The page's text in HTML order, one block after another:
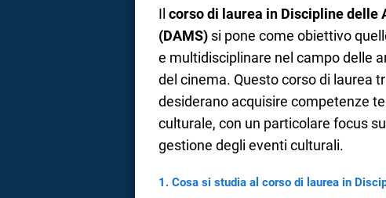
affrontati dagli studenti durante il
linguaggio semplice e immediato e
spiegazione testuale.
Il corso di laurea in Discipline delle
(DAMS) si pone come obiettivo
e multidisciplinare nel campo delle
del cinema. Questo corso di laurea
desiderano acquisire competenze
culturale, con un particolare focus
gestione degli eventi culturali.
Cosa si studia al corso di laurea in